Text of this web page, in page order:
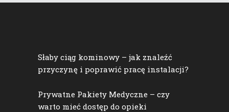
Słaby ciąg kominowy – jak znaleźć
przyczynę i poprawić pracę instalacji?
Prywatne Pakiety Medyczne – czy
warto mieć dostęp do opieki